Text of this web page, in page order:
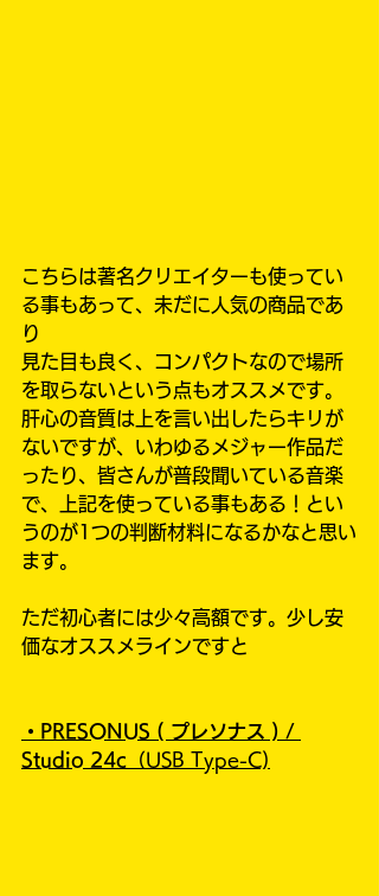
こちらは著名クリエイターも使ってい
る事もあって、未だに人気の商品であ
り
見た目も良く、コンパクトなので場所
を取らないという点もオススメです。
肝心の音質は上を言い出したらキリが
ないですが、いわゆるメジャー作品だ
ったり、皆さんが普段聞いている音楽
で、上記を使っている事もある！とい
うのが1つの判断材料になるかなと思い
ます。
ただ初心者には少々高額です。少し安
価なオススメラインですと
・PRESONUS ( プレソナス ) /
Studio 24c （USB Type-C)